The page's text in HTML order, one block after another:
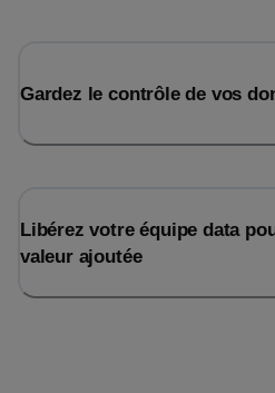
Gardez le contrôle de vos
Libérez votre équipe data
valeur ajoutée